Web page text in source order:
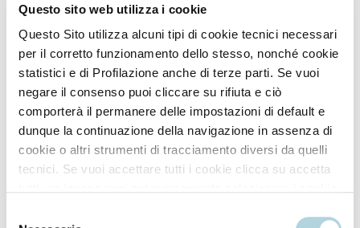
Questo sito web utilizza i cookie
Questo Sito utilizza alcuni tipi di cookie tecnici necessari
per il corretto funzionamento dello stesso, nonché cookie
statistici e di Profilazione anche di terze parti. Se vuoi
negare il consenso puoi cliccare su rifiuta e ciò
comporterà il permanere delle impostazioni di default e
dunque la continuazione della navigazione in assenza di
cookie o altri strumenti di tracciamento diversi da quelli
tecnici. Se vuoi accettare tutti i cookie clicca su accetta
Colouring
Colour mask
Colouring
Orovivo colour elixir kit